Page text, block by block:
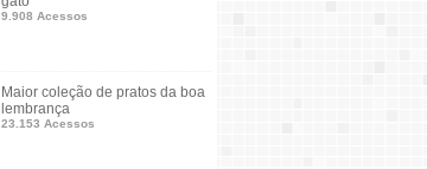
9.908 Acessos
Maior coleção de pratos da boa
lembrança
23.153 Acessos